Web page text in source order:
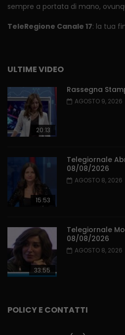
sempre a portata di mano,
TeleRegione Canale 17: la tua
ULTIME VIDEO
20:13
Rassegna
AGOSTO 9, 2026
15:53
Telegiornale
08/08/2026
AGOSTO 8, 2026
33:55
Telegiornale
08/08/2026
AGOSTO 8, 2026
POLICY E CONTATTI